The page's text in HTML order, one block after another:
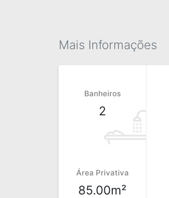
Mais Informações
Banheiros
2
Área Privativa
85.00m²